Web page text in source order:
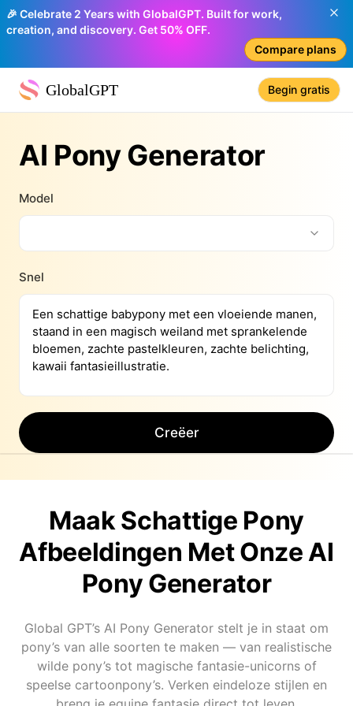
🎉 Celebrate 2 Years with GlobalGPT. Built for work,
creation, and discovery. Get 50% OFF.
Compare plans
GlobalGPT Begin gratis
AI Pony Generator
Model
Snel
Creëer
Maak Schattige Pony
Afbeeldingen Met Onze AI
Pony Generator
Global GPT’s AI Pony Generator stelt je in staat om
pony’s van alle soorten te maken — van realistische
wilde pony’s tot magische fantasie-unicorns of
speelse cartoonpony’s. Verken eindeloze stijlen en